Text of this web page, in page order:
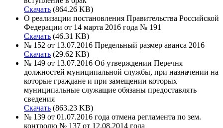
Скачать (864.26 KB)
О реализации постановления Правительства Российской
Федерации от 14 марта 2016 года № 191
Скачать (46.31 KB)
№ 152 от 13.07.2016 Предельный размер аванса 2016
Скачать (29.62 KB)
№ 149 от 13.07.2016 Об утверждении Перечня
должностей муниципальной службы, при назначении на
которые граждане и при замещении которых
муниципальные служащие обязаны предоставлять
сведения
Скачать (863.23 KB)
№ 139 от 01.07.2016 года отмена регламента по зем.
контролю № 137 от 12.08.2014 года